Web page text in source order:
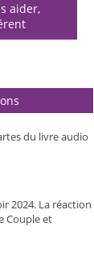
aider,
du livre audio
2024. La réaction
Couple et